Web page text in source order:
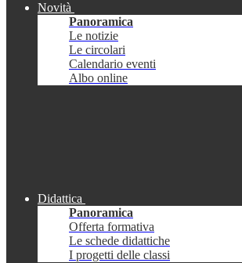
Novità
Panoramica
Le notizie
Le circolari
Calendario eventi
Albo online
Didattica
Panoramica
Offerta formativa
Le schede didattiche
I progetti delle classi